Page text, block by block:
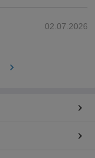
02.07.2026